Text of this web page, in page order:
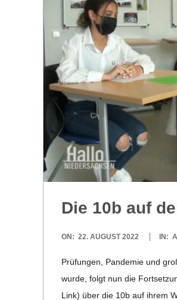
R
E
-
G
O
L
D
S
C
Die 10b auf
2022-
ON: 22. AUGUST 2022 IN:
Prü­fun­gen, Pan­de­mie und
wurde, folgt nun die
Link) über die 10b auf ihrem